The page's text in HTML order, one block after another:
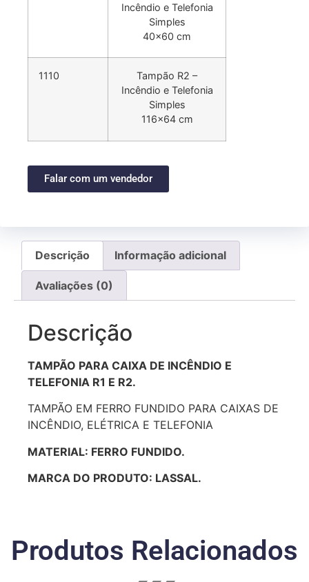
Incêndio e Telefonia
Simples
40×60 cm
1110
Tampão R2 –
Incêndio e Telefonia
Simples
116×64 cm
Falar com um vendedor
Descrição Informação adicional
Avaliações (0)
Descrição
TAMPÃO PARA CAIXA DE INCÊNDIO E
TELEFONIA R1 E R2.
TAMPÃO EM FERRO FUNDIDO PARA CAIXAS DE
INCÊNDIO, ELÉTRICA E TELEFONIA
MATERIAL: FERRO FUNDIDO.
MARCA DO PRODUTO: LASSAL.
Produtos Relacionados